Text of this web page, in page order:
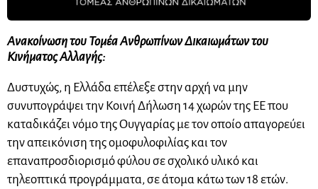
Ανακοίνωση του Τομέα Ανθρωπίνων Δικαιωμάτων του
Κινήματος Αλλαγής:
Δυστυχώς, η Ελλάδα επέλεξε στην αρχή να μην
συνυπογράψει την Κοινή Δήλωση 14 χωρών της ΕΕ που
καταδικάζει νόμο της Ουγγαρίας με τον οποίο απαγορεύει
την απεικόνιση της ομοφυλοφιλίας και τον
επαναπροσδιορισμό φύλου σε σχολικό υλικό και
τηλεοπτικά προγράμματα, σε άτομα κάτω των 18 ετών.